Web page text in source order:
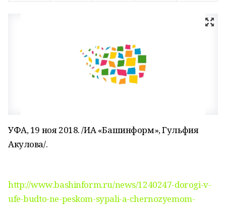
УФА, 19 ноя 2018. /ИА «Башинформ», Гульфия
Акулова/.
http://www.bashinform.ru/news/1240247-dorogi-v-
ufe-budto-ne-peskom-sypali-a-chernozyemom-